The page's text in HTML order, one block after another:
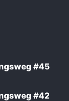
#45
#42